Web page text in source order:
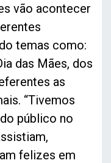
vão acontecer
temas como:
das Mães, dos
as
“Tivemos
público no
felizes em